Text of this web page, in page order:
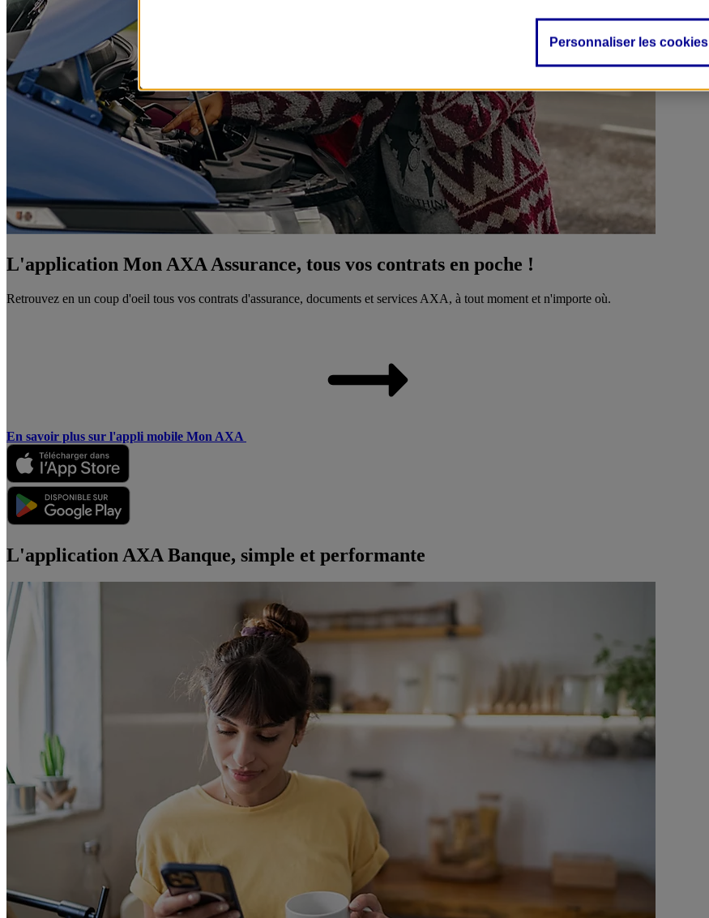
L'application Mon AXA Assurance, tous vos contrats en poche !
Retrouvez en un coup d'oeil tous vos contrats d'assurance, documents et services AXA, à tout moment et n'importe où.
En savoir plus sur l'appli mobile Mon AXA
L'application AXA Banque, simple et performante
Personnaliser les cookies